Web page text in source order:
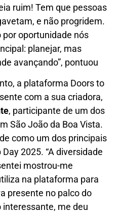
ruim! Tem que pessoas
e não progridem.
oportunidade nós
planejar, mas
avançando”, pontuou
a plataforma Doors to
com a sua criadora,
, participante de um dos
São João da Boa Vista.
como um dos principais
2025. “A diversidade
mostrou-me
na plataforma para
presente no palco do
me deu